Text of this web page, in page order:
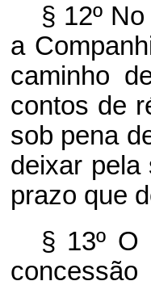
§ 12º
a
caminho
contos de
sob pena
deixar pela
prazo que
§ 13º O